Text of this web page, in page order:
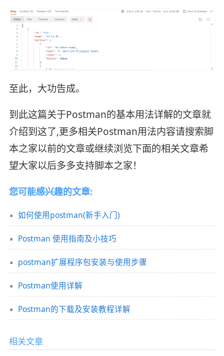
至此，大功告成。
到此这篇关于Postman的基本用法详解的文章就
介绍到这了,更多相关Postman用法内容请搜索脚
本之家以前的文章或继续浏览下面的相关文章希
望大家以后多多支持脚本之家！
您可能感兴趣的文章:
如何使用postman(新手入门)
Postman 使用指南及小技巧
postman扩展程序包安装与使用步骤
Postman使用详解
Postman的下载及安装教程详解
相关文章